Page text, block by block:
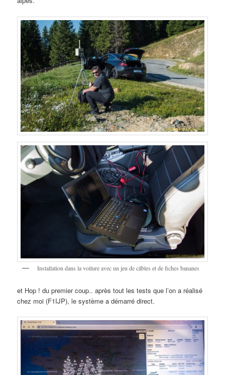
Installation dans la voiture avec un jeu de câbles et de fiches bananes
et Hop ! du premier coup.. après tout les tests que l’on a réalisé
chez moi (F1IJP), le système a démarré direct.